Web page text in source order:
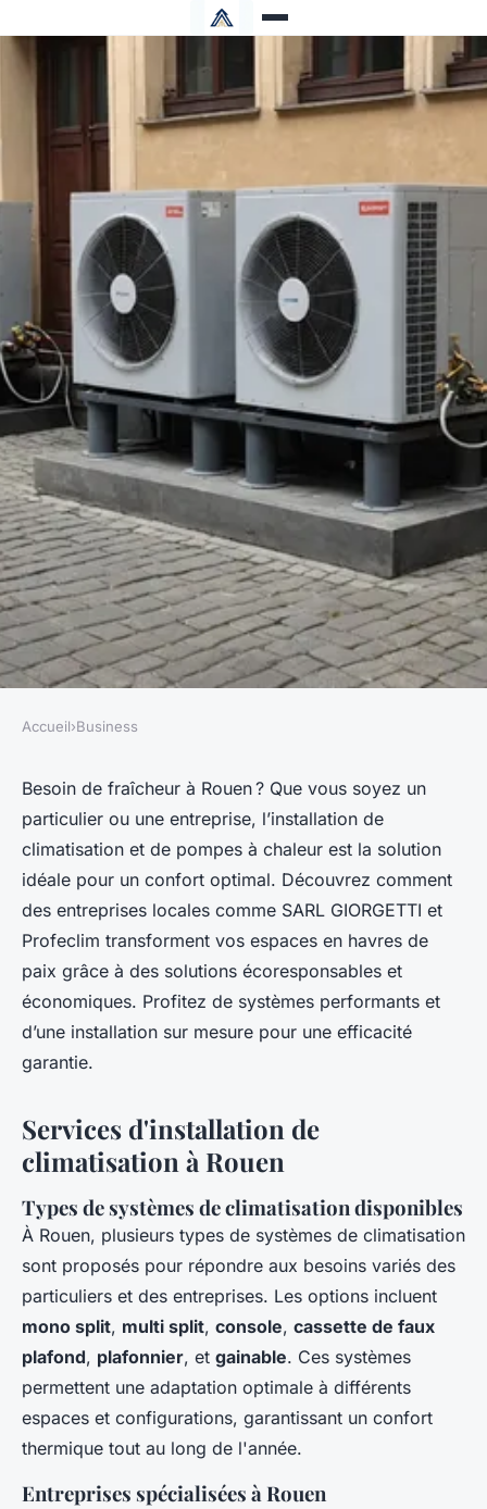
Installation de climatisation et
pompes à chaleur à rouen
Inès•20 juillet 2024•3 min de lecture
Accueil›Business
Besoin de fraîcheur à Rouen ? Que vous soyez un
particulier ou une entreprise, l’installation de
climatisation et de pompes à chaleur est la solution
idéale pour un confort optimal. Découvrez comment
des entreprises locales comme SARL GIORGETTI et
Profeclim transforment vos espaces en havres de
paix grâce à des solutions écoresponsables et
économiques. Profitez de systèmes performants et
d’une installation sur mesure pour une efficacité
garantie.
Services d'installation de
climatisation à Rouen
Types de systèmes de climatisation disponibles
À Rouen, plusieurs types de systèmes de climatisation
sont proposés pour répondre aux besoins variés des
particuliers et des entreprises. Les options incluent
mono split, multi split, console, cassette de faux
plafond, plafonnier, et gainable. Ces systèmes
permettent une adaptation optimale à différents
espaces et configurations, garantissant un confort
thermique tout au long de l'année.
Entreprises spécialisées à Rouen